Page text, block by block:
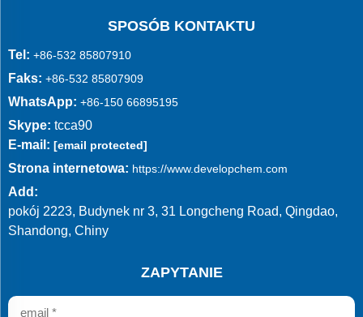
SPOSÓB KONTAKTU
Tel: +86-532 85807910
Faks: +86-532 85807909
WhatsApp: +86-150 66895195
Skype: tcca90
E-mail: [email protected]
Strona internetowa: https://www.developchem.com
Add:
pokój 2223, Budynek nr 3, 31 Longcheng Road, Qingdao,
Shandong, Chiny
ZAPYTANIE